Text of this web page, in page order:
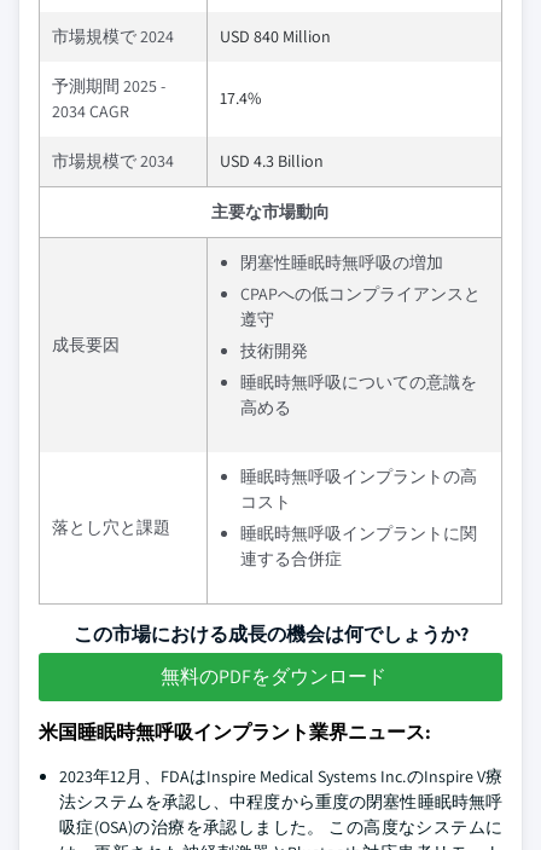
市場規模で 2024 USD 840 Million
予測期間 2025 -
2034 CAGR
17.4%
市場規模で 2034 USD 4.3 Billion
主要な市場動向
成長要因
閉塞性睡眠時無呼吸の増加
CPAPへの低コンプライアンスと
遵守
技術開発
睡眠時無呼吸についての意識を
高める
落とし穴と課題
睡眠時無呼吸インプラントの高
コスト
睡眠時無呼吸インプラントに関
連する合併症
この市場における成長の機会は何でしょうか?
無料のPDFをダウンロード
米国睡眠時無呼吸インプラント業界ニュース:
2023年12月、FDAはInspire Medical Systems Inc.のInspire V療
法システムを承認し、中程度から重度の閉塞性睡眠時無呼
吸症(OSA)の治療を承認しました。 この高度なシステムに